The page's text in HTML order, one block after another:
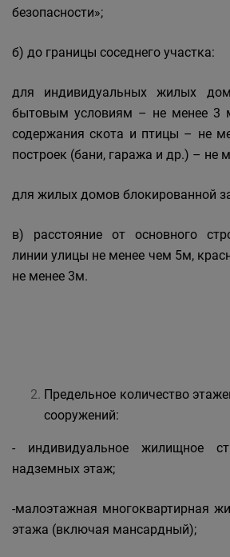
безопасности»;
б) до границы соседнего участка:
для индивидуальных жилых
бытовым условиям – не менее 3
содержания скота и птицы – не
построек (бани, гаража и др.) – не
для жилых домов блокированной
в) расстояние от основного
линии улицы не менее чем 5м,
не менее 3м.
Предельное количество
сооружений:
- индивидуальное жилищное
надземных этаж;
-малоэтажная многоквартирная
этажа (включая мансардный);